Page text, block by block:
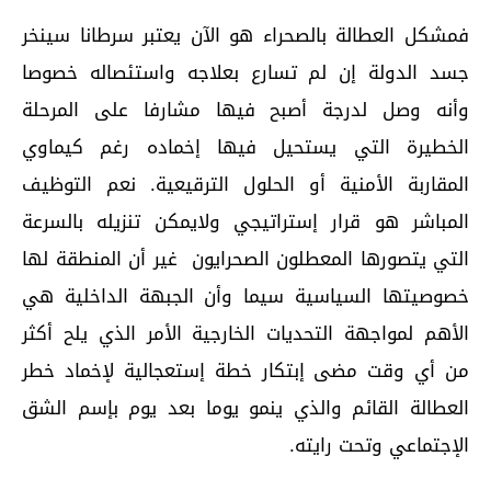
فمشكل العطالة بالصحراء هو الآن يعتبر سرطانا سينخر
جسد الدولة إن لم تسارع بعلاجه واستئصاله خصوصا
وأنه وصل لدرجة أصبح فيها مشارفا على المرحلة
الخطيرة التي يستحيل فيها إخماده رغم كيماوي
المقاربة الأمنية أو الحلول الترقيعية. نعم التوظيف
المباشر هو قرار إستراتيجي ولايمكن تنزيله بالسرعة
التي يتصورها المعطلون الصحرايون غير أن المنطقة لها
خصوصيتها السياسية سيما وأن الجبهة الداخلية هي
الأهم لمواجهة التحديات الخارجية الأمر الذي يلح أكثر
من أي وقت مضى إبتكار خطة إستعجالية لإخماد خطر
العطالة القائم والذي ينمو يوما بعد يوم بإسم الشق
الإجتماعي وتحت رايته.